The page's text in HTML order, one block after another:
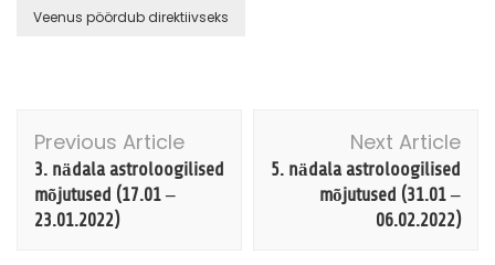
Veenus pöördub direktiivseks
Post
Navigation
Previous Article
3. nädala astroloogilised
mõjutused (17.01 –
23.01.2022)
Next Article
5. nädala astroloogilised
mõjutused (31.01 –
06.02.2022)